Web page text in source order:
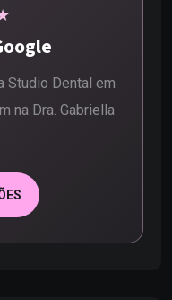
Studio Dental em
na Dra. Gabriella